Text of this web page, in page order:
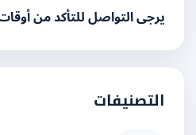
يرجى التواصل للتأكد من أوقات
التصنيفات